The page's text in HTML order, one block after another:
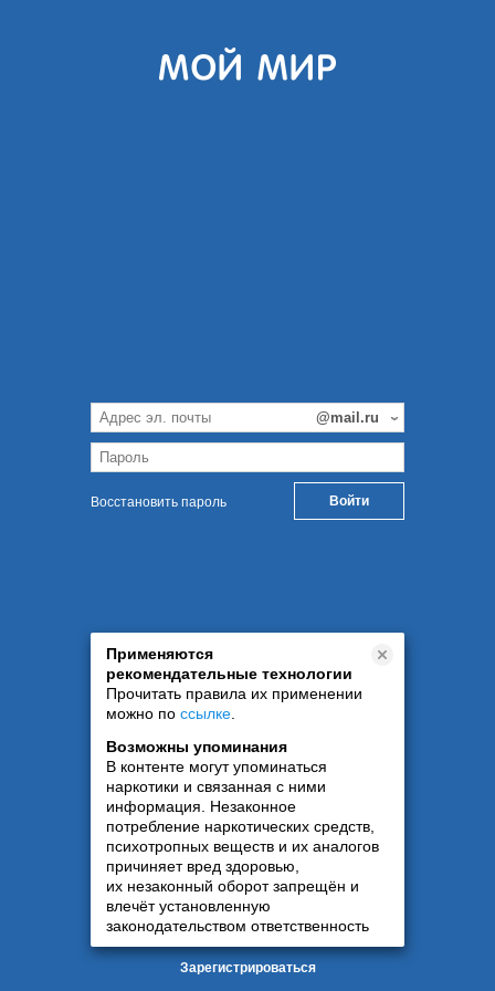
Восстановить пароль
Применяются
рекомендательные технологии
Прочитать правила их применении
можно по ссылке
Возможны упоминания
В контенте могут упоминаться
наркотики и связанная с ними
информация. Незаконное
потребление наркотических средств,
психотропных веществ и их аналогов
причиняет вред здоровью,
их незаконный оборот запрещён и
влечёт установленную
законодательством ответственность
Зарегистрироваться